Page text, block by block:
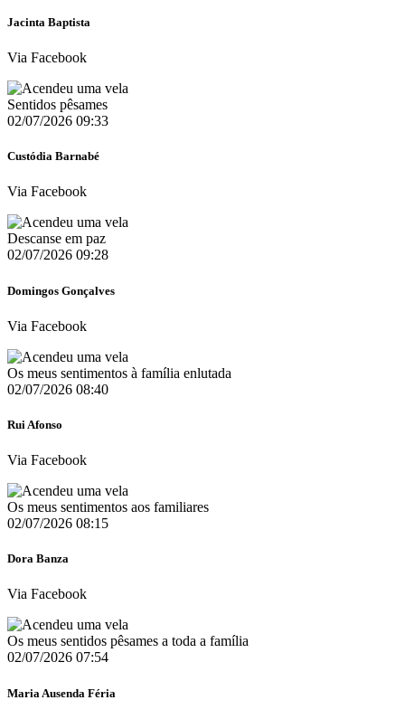
Jacinta Baptista
Via Facebook
Sentidos pêsames
02/07/2026 09:33
Custódia Barnabé
Via Facebook
Descanse em paz
02/07/2026 09:28
Domingos Gonçalves
Via Facebook
Os meus sentimentos à família enlutada
02/07/2026 08:40
Rui Afonso
Via Facebook
Os meus sentimentos aos familiares
02/07/2026 08:15
Dora Banza
Via Facebook
Os meus sentidos pêsames a toda a família
02/07/2026 07:54
Maria Ausenda Féria